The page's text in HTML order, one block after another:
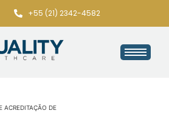
+55 (21) 2342-4582
ACREDITAÇÃO DE